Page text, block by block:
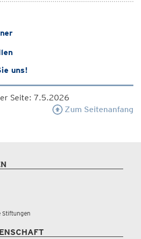
uns!
Seite: 7.5.2026
Zum Seitenanfang
Stiftungen